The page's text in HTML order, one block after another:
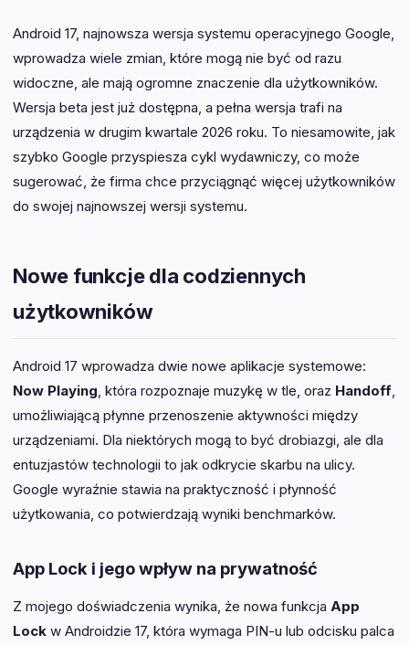
Android 17, najnowsza wersja systemu operacyjnego Google,
wprowadza wiele zmian, które mogą nie być od razu
widoczne, ale mają ogromne znaczenie dla użytkowników.
Wersja beta jest już dostępna, a pełna wersja trafi na
urządzenia w drugim kwartale 2026 roku. To niesamowite, jak
szybko Google przyspiesza cykl wydawniczy, co może
sugerować, że firma chce przyciągnąć więcej użytkowników
do swojej najnowszej wersji systemu.
Nowe funkcje dla codziennych
użytkowników
Android 17 wprowadza dwie nowe aplikacje systemowe:
Now Playing, która rozpoznaje muzykę w tle, oraz Handoff,
umożliwiającą płynne przenoszenie aktywności między
urządzeniami. Dla niektórych mogą to być drobiazgi, ale dla
entuzjastów technologii to jak odkrycie skarbu na ulicy.
Google wyraźnie stawia na praktyczność i płynność
użytkowania, co potwierdzają wyniki benchmarków.
App Lock i jego wpływ na prywatność
Z mojego doświadczenia wynika, że nowa funkcja App
Lock w Androidzie 17, która wymaga PIN-u lub odcisku palca